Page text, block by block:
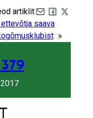
artiklit
Share by e-mail
Share on
saava
»